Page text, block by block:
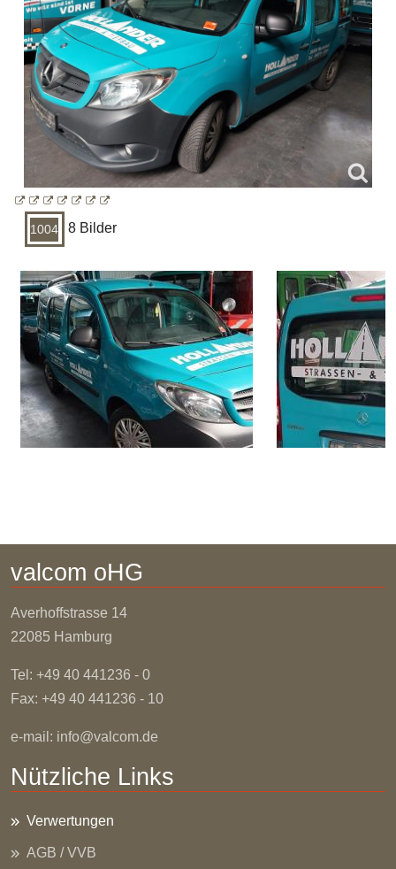
1004 8 Bilder
valcom oHG
Averhoffstrasse 14
22085 Hamburg
Tel: +49 40 441236 - 0
Fax: +49 40 441236 - 10
e-mail: info@valcom.de
Nützliche Links
Verwertungen
AGB / VVB